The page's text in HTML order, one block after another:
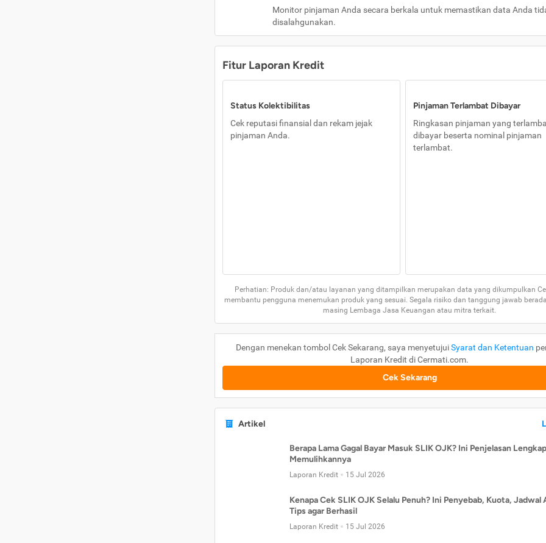
Monitor pinjaman Anda secara berkala untuk memastikan data Anda
disalahgunakan.
Fitur Laporan Kredit
Status Kolektibilitas
Cek reputasi finansial dan rekam jejak
pinjaman Anda.
Pinjaman Terlambat Dibayar
Ringkasan pinjaman yang
dibayar beserta nominal pinjaman
terlambat.
Perhatian: Produk dan/atau layanan yang ditampilkan merupakan data yang dikumpulkan
membantu pengguna menemukan produk yang sesuai. Segala risiko dan tanggung jawab
masing Lembaga Jasa Keuangan atau mitra terkait.
Dengan menekan tombol Cek Sekarang, saya menyetujuiSyarat dan Ketentuan
Laporan Kredit di Cermati.com.
Cek Sekarang
Artikel
Berapa Lama Gagal Bayar Masuk SLIK OJK? Ini Penjelasan
Memulihkannya
Laporan Kredit 15 Jul 2026
Kenapa Cek SLIK OJK Selalu Penuh? Ini Penyebab, Kuota, Jadwal
Tips agar Berhasil
Laporan Kredit 15 Jul 2026